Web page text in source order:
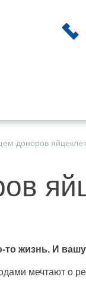
доноров
то жизнь. И
мечтают о